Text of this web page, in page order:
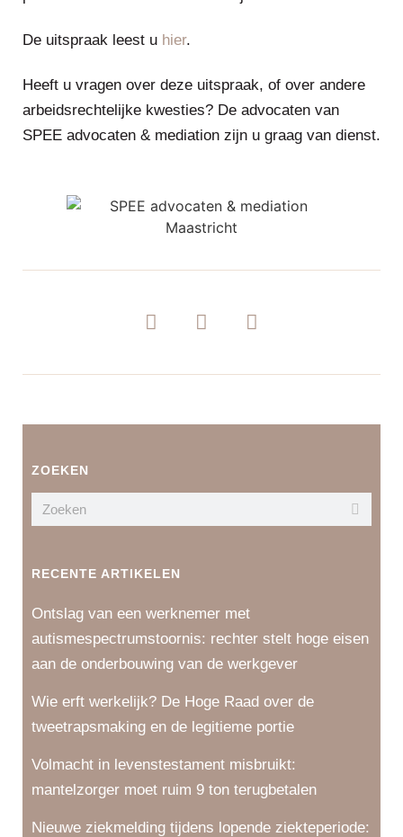
De uitspraak leest u hier.
Heeft u vragen over deze uitspraak, of over andere
arbeidsrechtelijke kwesties? De advocaten van
SPEE advocaten & mediation zijn u graag van dienst.
ZOEKEN
RECENTE ARTIKELEN
Ontslag van een werknemer met
autismespectrumstoornis: rechter stelt hoge eisen
aan de onderbouwing van de werkgever
Wie erft werkelijk? De Hoge Raad over de
tweetrapsmaking en de legitieme portie
Volmacht in levenstestament misbruikt:
mantelzorger moet ruim 9 ton terugbetalen
Nieuwe ziekmelding tijdens lopende ziekteperiode: